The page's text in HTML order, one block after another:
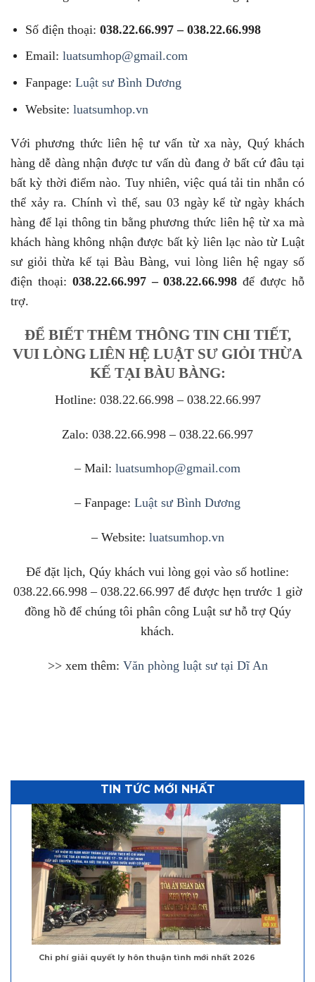
Số điện thoại: 038.22.66.997 – 038.22.66.998
Email: luatsumhop@gmail.com
Fanpage: Luật sư Bình Dương
Website: luatsumhop.vn
Với phương thức liên hệ tư vấn từ xa này, Quý khách
hàng dễ dàng nhận được tư vấn dù đang ở bất cứ đâu tại
bất kỳ thời điểm nào. Tuy nhiên, việc quá tải tin nhắn có
thể xảy ra. Chính vì thế, sau 03 ngày kể từ ngày khách
hàng để lại thông tin bằng phương thức liên hệ từ xa mà
khách hàng không nhận được bất kỳ liên lạc nào từ Luật
sư giỏi thừa kế tại Bàu Bàng, vui lòng liên hệ ngay số
điện thoại: 038.22.66.997 – 038.22.66.998 để được hỗ
trợ.
ĐỂ BIẾT THÊM THÔNG TIN CHI TIẾT,
VUI LÒNG LIÊN HỆ LUẬT SƯ GIỎI THỪA
KẾ TẠI BÀU BÀNG:
Hotline: 038.22.66.998 – 038.22.66.997
Zalo: 038.22.66.998 – 038.22.66.997
– Mail: luatsumhop@gmail.com
– Fanpage: Luật sư Bình Dương
– Website: luatsumhop.vn
Để đặt lịch, Qúy khách vui lòng gọi vào số hotline:
038.22.66.998 – 038.22.66.997 để được hẹn trước 1 giờ
đồng hồ để chúng tôi phân công Luật sư hỗ trợ Qúy
khách.
>> xem thêm: Văn phòng luật sư tại Dĩ An
TIN TỨC MỚI NHẤT
Chi phí giải quyết ly hôn thuận tình mới nhất 2026